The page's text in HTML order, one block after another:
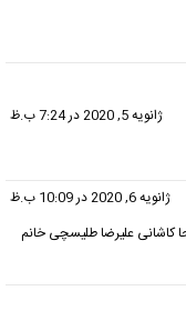
ژانویه 5, 2020 در 7:24 ب.ظ
ژانویه 6, 2020 در 10:09 ب.ظ
کاشانی علیرضا طلیسچی خانم